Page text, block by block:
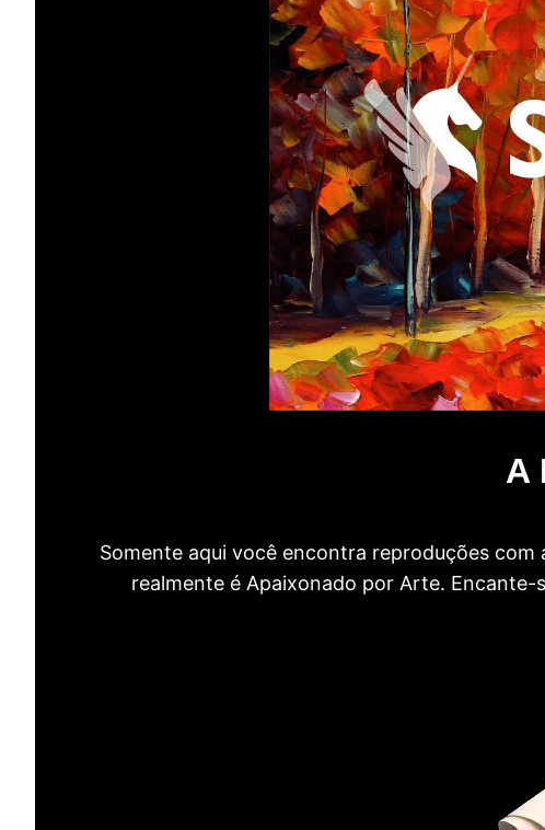
A
Somente aqui você encontra reproduções
realmente é Apaixonado por Arte.